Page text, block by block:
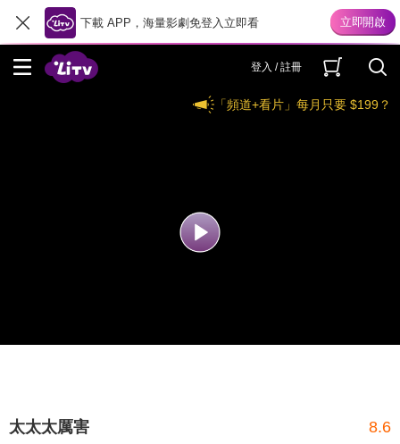
下載 APP，海量影劇免登入立即看
登入 / 註冊
「頻道+看片」每月只要 $199？
太太太厲害 8.6